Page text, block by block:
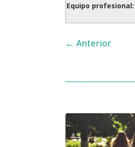
Equipo profesional:
←Anterior